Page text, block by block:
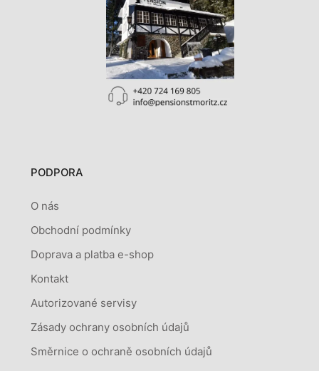
PODPORA
O nás
Obchodní podmínky
Doprava a platba e-shop
Kontakt
Autorizované servisy
Zásady ochrany osobních údajů
Směrnice o ochraně osobních údajů